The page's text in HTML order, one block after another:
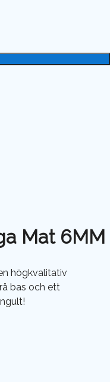
Mat 6MM
högkvalitativ
bas och ett